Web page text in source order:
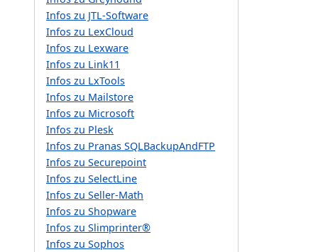
Infos zu JTL-Software
Infos zu LexCloud
Infos zu Lexware
Infos zu Link11
Infos zu LxTools
Infos zu Mailstore
Infos zu Microsoft
Infos zu Plesk
Infos zu Pranas SQLBackupAndFTP
Infos zu Securepoint
Infos zu SelectLine
Infos zu Seller-Math
Infos zu Shopware
Infos zu Slimprinter®
Infos zu Sophos